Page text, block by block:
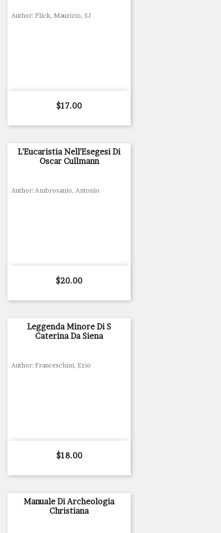
Author: Flick, Maurizio, SJ
Price
$17.00
L'Eucaristia Nell'Esegesi Di
Oscar Cullmann
Author: Ambrosanio, Antonio
Price
$20.00
Leggenda Minore Di S
Caterina Da Siena
Author: Franceschini, Ezio
Price
$18.00
Manuale Di Archeologia
Christiana